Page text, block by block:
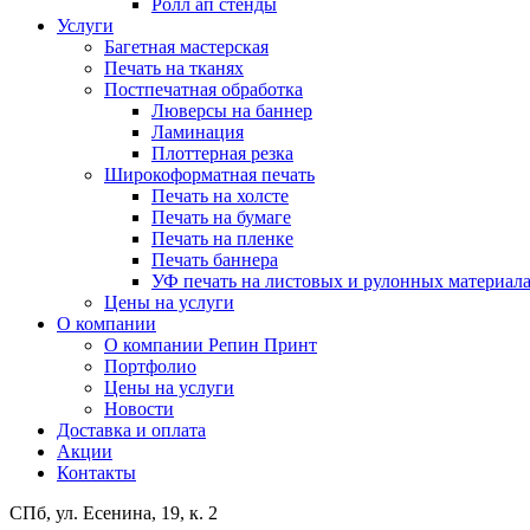
Услуги
Багетная мастерская
Печать на тканях
Постпечатная обработка
Люверсы на баннер
Ламинация
Плоттерная резка
Широкоформатная печать
Печать на холсте
Печать на бумаге
Печать на пленке
Печать баннера
УФ печать на листовых и рулонных
Цены на услуги
О компании
О компании Репин Принт
Портфолио
Цены на услуги
Новости
Доставка и оплата
Акции
Контакты
СПб, ул. Есенина, 19, к. 2